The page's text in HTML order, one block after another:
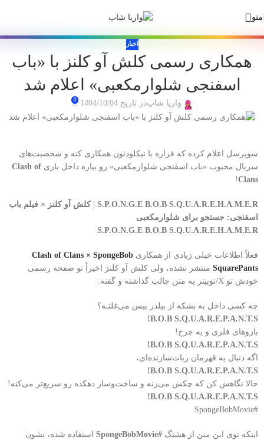
Skip
navigation
Skip
main
شاپ 💙
منو
اخبار
همکاری رسمی کلش آو کلنز با «باب
اسفنجی شلوارمکعبی» اعلام شد
واریا شاپدر تاریخ 1404/10/04 0
سوپرسل اعلام کرده که قراره با نیکلودئون همکاری کنه و شخصیت‌های
سریال محبوب «باب اسفنجی شلوارمکعبی» رو بیاره داخل بازی Clash of
Clans
!
S.P.O.N.G.E B.O.B S.Q.U.A.R.E.H.A.M.E.R | کلش آو کلنز × فیلم باب
اسفنجی: جستجو برای شلوارمکعبی
S.P.O.N.G.E B.O.B S.Q.U.A.R.E.H.A.M.E.R
فعلاً اطلاعات خیلی زیادی از همکاری Clash of Clans × SpongeBob
SquarePants منتشر نشده، ولی کلش آو کلنز اخیراً تو صفحه رسمی
خودش تو X/توییتر یه متن جالب گذاشته و گفته:
چه کسی داخل یه بشکه از بیلدر بیس می‌غلتـه؟
B.O.B S.Q.U.A.R.E.P.A.N.T.S!
بازوهای فلزی و یه چرخ!
B.O.B S.Q.U.A.R.E.P.A.N.T.S!
اگه دنبال یه قهرمان ربات‌سازنده‌ای،
B.O.B S.Q.U.A.R.E.P.A.N.T.S!
حالا نگاهش کن که چکش می‌زنه و ساخت‌وساز دهکده رو سریع‌تر می‌کنه!
B.O.B S.Q.U.A.R.E.P.A.N.T.S!
#SpongeBobMovie
اینکه توی این متن از هشتگ #SpongeBobMovie
استفاده شده، نشون